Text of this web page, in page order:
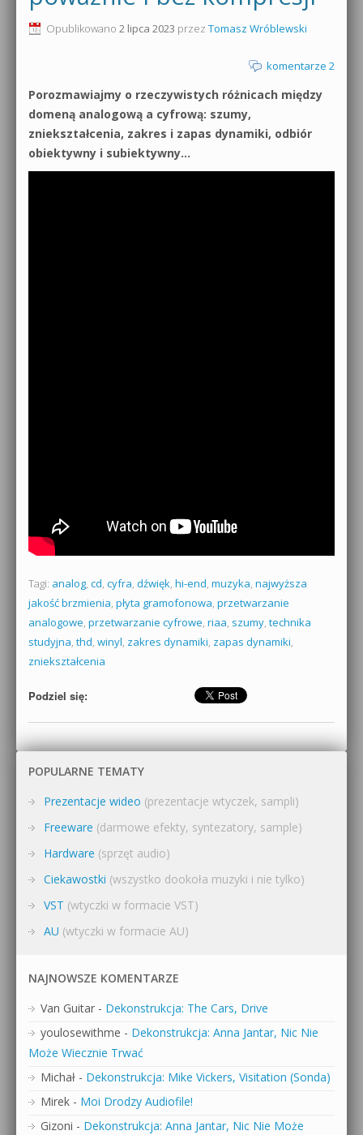
Produkcja muzyczna od podstaw
Sound Forge od podstaw
Dubstep z syntezatorem Massive
0dB.pl - informacje
Materiały dla mediów
Archiwum aktualności
Polityka prywatności
Opublikowano 2 lipca 2023 przez Tomasz Wróblewski
komentarze 2
Porozmawiajmy o rzeczywistych różnicach między
domeną analogową a cyfrową: szumy,
zniekształcenia, zakres i zapas dynamiki, odbiór
obiektywny i subiektywny…
Tagi: analog, cd, cyfra, dźwięk, hi-end, muzyka, najwyższa
jakość brzmienia, płyta gramofonowa, przetwarzanie
analogowe, przetwarzanie cyfrowe, riaa, szumy, technika
studyjna, thd, winyl, zakres dynamiki, zapas dynamiki,
zniekształcenia
Podziel się:
POPULARNE TEMATY
Prezentacje wideo (prezentacje wtyczek, sampli)
Freeware (darmowe efekty, syntezatory, sample)
Hardware (sprzęt audio)
Ciekawostki (wszystko dookoła muzyki i nie tylko)
VST (wtyczki w formacie VST)
AU (wtyczki w formacie AU)
NAJNOWSZE KOMENTARZE
Van Guitar - Dekonstrukcja: The Cars, Drive
youlosewithme - Dekonstrukcja: Anna Jantar, Nic Nie
Może Wiecznie Trwać
Michał - Dekonstrukcja: Mike Vickers, Visitation (Sonda)
Mirek - Moi Drodzy Audiofile!
Gizoni - Dekonstrukcja: Anna Jantar, Nic Nie Może